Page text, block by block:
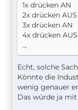
1x drücken AN
2x drücken AUS
3x drücken AN
4x drücken AUS
..,
Echt, solche
Könnte die
wenig genauer
Das würde ja